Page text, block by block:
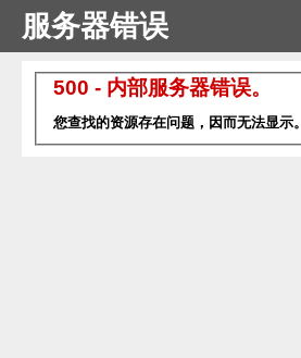
服务器错误
500 - 内部服务器错误。
您查找的资源存在问题，因而无法显示。